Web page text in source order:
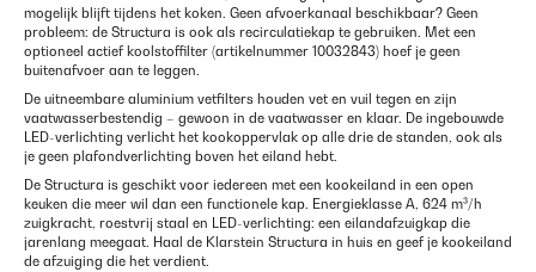
mogelijk blijft tijdens het koken. Geen afvoerkanaal beschikbaar? Geen
probleem: de Structura is ook als recirculatiekap te gebruiken. Met een
optioneel actief koolstoffilter (artikelnummer 10032843) hoef je geen
buitenafvoer aan te leggen.
De uitneembare aluminium vetfilters houden vet en vuil tegen en zijn
vaatwasserbestendig – gewoon in de vaatwasser en klaar. De ingebouwde
LED-verlichting verlicht het kookoppervlak op alle drie de standen, ook als
je geen plafondverlichting boven het eiland hebt.
De Structura is geschikt voor iedereen met een kookeiland in een open
keuken die meer wil dan een functionele kap. Energieklasse A, 624 m³/h
zuigkracht, roestvrij staal en LED-verlichting: een eilandafzuigkap die
jarenlang meegaat. Haal de Klarstein Structura in huis en geef je kookeiland
de afzuiging die het verdient.